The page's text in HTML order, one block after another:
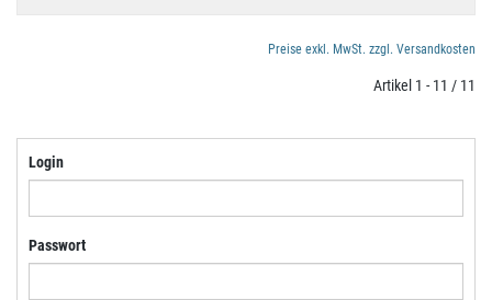
Preise exkl. MwSt. zzgl. Versandkosten
Artikel 1 - 11 / 11
Login
Passwort